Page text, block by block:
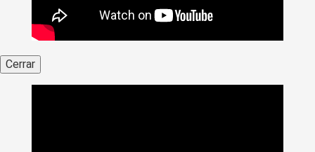
Cerrar